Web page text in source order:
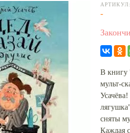
АРТИКУЛ:
-
В книгу
мульт-
сняты
Каждая